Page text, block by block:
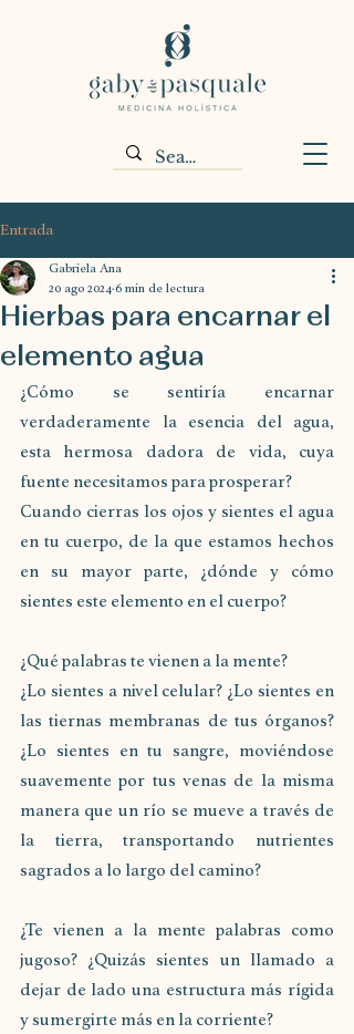
Entrada
Hierbas para encarnar el
elemento agua
Gabriela Ana
20 ago 2024 6 min de lectura
¿Cómo se sentiría encarnar
verdaderamente la esencia del agua,
esta hermosa dadora de vida, cuya
fuente necesitamos para prosperar?
Cuando cierras los ojos y sientes el agua
en tu cuerpo, de la que estamos hechos
en su mayor parte, ¿dónde y cómo
sientes este elemento en el cuerpo?
¿Qué palabras te vienen a la mente?
¿Lo sientes a nivel celular? ¿Lo sientes en
las tiernas membranas de tus órganos?
¿Lo sientes en tu sangre, moviéndose
suavemente por tus venas de la misma
manera que un río se mueve a través de
la tierra, transportando nutrientes
sagrados a lo largo del camino?
¿Te vienen a la mente palabras como
jugoso? ¿Quizás sientes un llamado a
dejar de lado una estructura más rígida
y sumergirte más en la corriente?